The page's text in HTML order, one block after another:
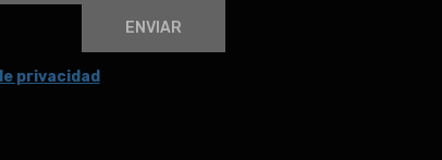
ENVIAR
privacidad